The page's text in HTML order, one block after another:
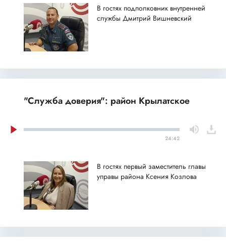
В гостях подполковник внутренней
службы Дмитрий Вишневский
"Служба доверия": район Крылатское
24:42
В гостях первый заместитель главы
управы района Ксения Козлова